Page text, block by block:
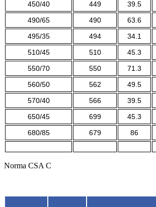
450/40 449 39.5
490/65
490 63.6
495/35
494 34.1
510/45
510 45.3
550/70
550 71.3
560/50
562 49.5
570/40
566 39.5
650/45
699 45.3
680/85
679 86
Norma CSA C